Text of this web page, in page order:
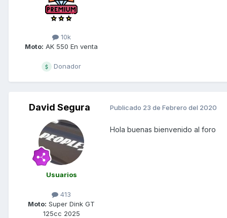
10k
Moto: AK 550 En venta
Donador
David Segura
Usuarios
413
Moto: Super Dink GT
125cc 2025
Publicado 23 de Febrero del 2020
Hola buenas bienvenido al foro